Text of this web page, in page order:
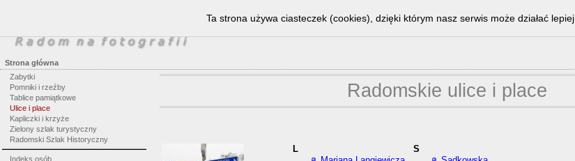
Strona główna
Zabytki
Pomniki i rzeźby
Tablice pamiątkowe
Ulice i place
Kapliczki i krzyże
Zielony szlak turystyczny
Radomski Szlak Historyczny
Indeks osób
Radomskie ulice i place
L
S
Ta strona używa ciasteczek (cookies), dzięki którym nasz serwis może działać lepiej.